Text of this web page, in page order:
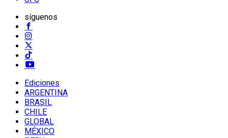
síguenos
Ediciones
ARGENTINA
BRASIL
CHILE
GLOBAL
MÉXICO